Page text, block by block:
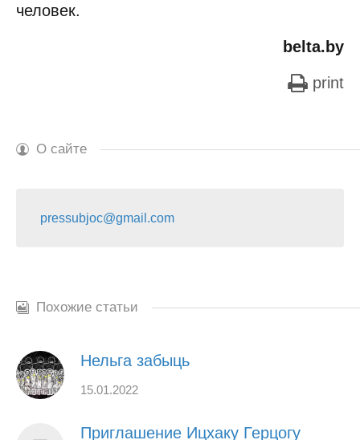
человек.
belta.by
print
О сайте
pressubjoc@gmail.com
Похожие статьи
Нельга забыць
15.01.2022
Приглашение Ицхаку Герцогу